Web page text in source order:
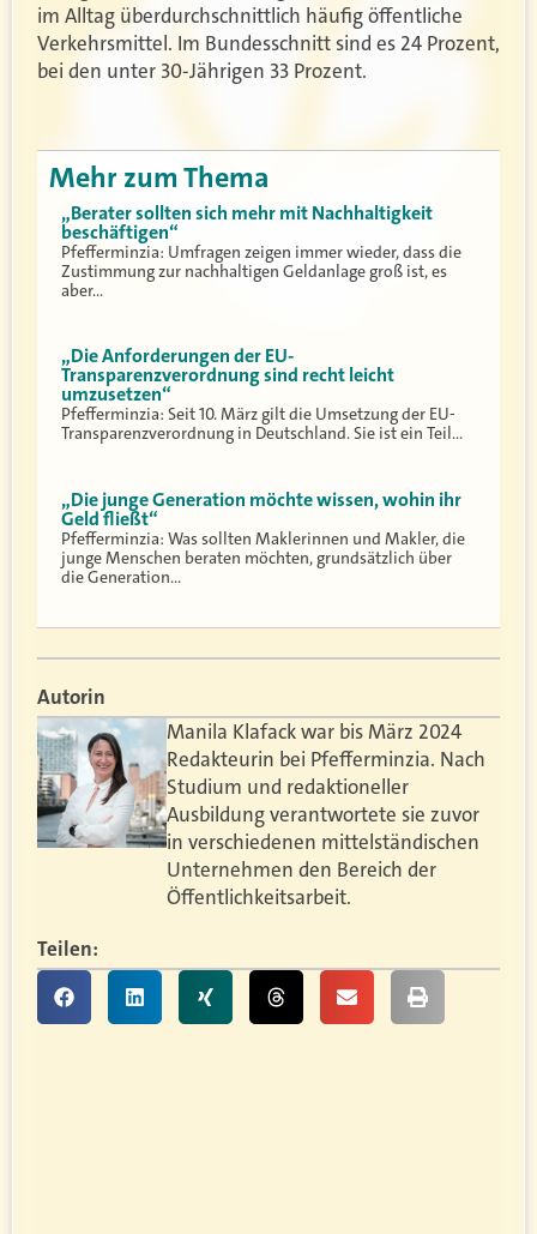
im Alltag überdurchschnittlich häufig öffentliche
Verkehrsmittel. Im Bundesschnitt sind es 24 Prozent,
bei den unter 30-Jährigen 33 Prozent.
Mehr zum Thema
„Berater sollten sich mehr mit Nachhaltigkeit
beschäftigen“
Pfefferminzia: Umfragen zeigen immer wieder, dass die
Zustimmung zur nachhaltigen Geldanlage groß ist, es
aber…
„Die Anforderungen der EU-
Transparenzverordnung sind recht leicht
umzusetzen“
Pfefferminzia: Seit 10. März gilt die Umsetzung der EU-
Transparenzverordnung in Deutschland. Sie ist ein Teil…
„Die junge Generation möchte wissen, wohin ihr
Geld fließt“
Pfefferminzia: Was sollten Maklerinnen und Makler, die
junge Menschen beraten möchten, grundsätzlich über
die Generation…
Autorin
Manila Klafack war bis März 2024
Redakteurin bei Pfefferminzia. Nach
Studium und redaktioneller
Ausbildung verantwortete sie zuvor
in verschiedenen mittelständischen
Unternehmen den Bereich der
Öffentlichkeitsarbeit.
Teilen: